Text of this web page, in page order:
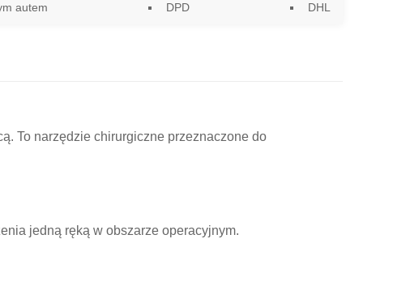
autem DPD DHL
To narzędzie chirurgiczne przeznaczone do
jedną ręką w obszarze operacyjnym.